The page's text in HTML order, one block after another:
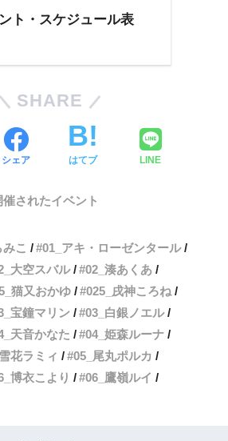
ト・スケジュール表
SHARE
シェア はてブ LINE
されたイベント
こ
01_アキ・ローゼンタール
大空スバル
02_湊あくあ
猫又おかゆ
025_戌神ころね
宝鐘マリン
03_白銀ノエル
天音かなた
04_姫森ルーナ
花ラミィ
05_尾丸ポルカ
博衣こより
06_鷹嶺ルイ